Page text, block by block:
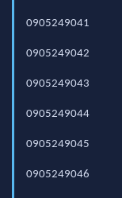
0905249041
0905249042
0905249043
0905249044
0905249045
0905249046